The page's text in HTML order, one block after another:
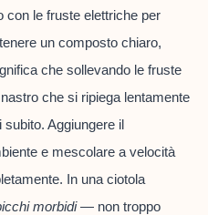
con le fruste elettriche per
un composto chiaro,
che sollevando le fruste
che si ripiega lentamente
Aggiungere il
e mescolare a velocità
In una ciotola
morbidi— non troppo